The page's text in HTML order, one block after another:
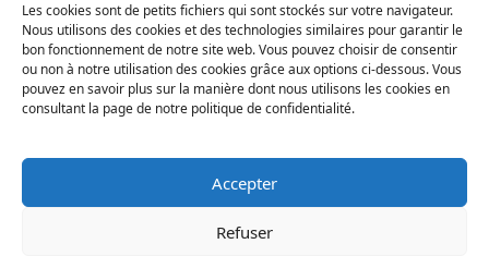
Les cookies sont de petits fichiers qui sont stockés sur votre navigateur.
Nous utilisons des cookies et des technologies similaires pour garantir le
bon fonctionnement de notre site web. Vous pouvez choisir de consentir
ou non à notre utilisation des cookies grâce aux options ci-dessous. Vous
pouvez en savoir plus sur la manière dont nous utilisons les cookies en
consultant la page de notre politique de confidentialité.
Accepter
Refuser
Inscrivez-vous
à notre newsletter
Le Bégonia d’Or 2024